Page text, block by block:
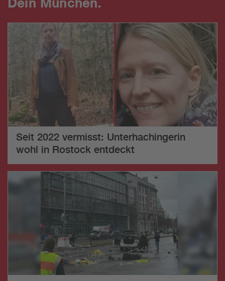
Seit 2022 vermisst: Unterhachingerin
wohl in Rostock entdeckt